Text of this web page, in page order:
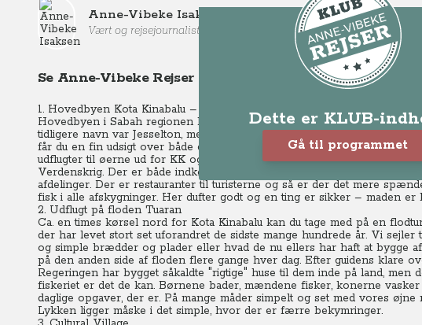
Anne-Vibeke Isaksen
Vært og rejsejournalist
Se Anne-Vibeke Rejser - Borneo
Dette er KLUB-
Gå til programmet
1. Hovedbyen Kota Kinabalu – et godt udgangspunkt
Hovedbyen i Sabah regionen hedder Kota Kinabalu – i daglig tale
tidligere navn var Jesselton, men KK har været brugt siden Malaysia
får du en fin udsigt over både den gamle og den nye bydel. Nede i
udflugter til øerne ud for KK og i den gamle bydel, der mere eller
Verdenskrig. Der er både indkøbscentre og små hyggelige
afdelinger. Der er restauranter til turisterne og så er der det mere
fisk i alle afskygninger. Her dufter godt og en ting er sikker – maden er
2. Udflugt på floden Tuaran
Ca. en times kørsel nord for Kota Kinabalu kan du tage med på en
der har levet stort set uforandret de sidste mange hundrede år. Vi
og simple brædder og plader eller hvad de nu ellers har haft at bygge
på den anden side af floden flere gange hver dag. Efter guidens klare
Regeringen har bygget såkaldte "rigtige" huse til dem inde på land,
fiskeriet er det de kan. Børnene bader, mændene fisker, konerne
daglige opgaver, der er. På mange måder simpelt og set med vores øjne
Lykken ligger måske i det simple, hvor der er færre bekymringer.